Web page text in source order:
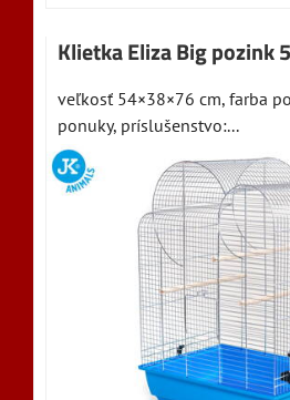
Klietka Eliza Big pozink
veľkosť 54×38×76 cm, farba
ponuky, príslušenstvo:...